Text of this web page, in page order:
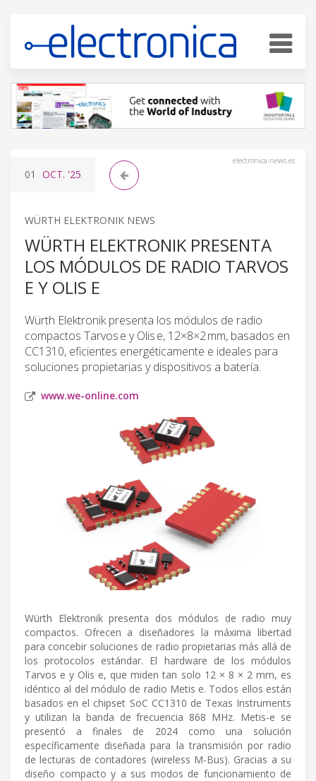
electronica-news.es
01 OCT. '25
WÜRTH ELEKTRONIK NEWS
WÜRTH ELEKTRONIK PRESENTA
LOS MÓDULOS DE RADIO TARVOS
E Y OLIS E
Würth Elektronik presenta los módulos de radio
compactos Tarvos e y Olis e, 12×8×2 mm, basados en
CC1310, eficientes energéticamente e ideales para
soluciones propietarias y dispositivos a batería.
www.we-online.com
Würth Elektronik presenta dos módulos de radio muy
compactos. Ofrecen a diseñadores la máxima libertad
para concebir soluciones de radio propietarias más allá de
los protocolos estándar. El hardware de los módulos
Tarvos e y Olis e, que miden tan solo 12 × 8 × 2 mm, es
idéntico al del módulo de radio Metis e. Todos ellos están
basados en el chipset SoC CC1310 de Texas Instruments
y utilizan la banda de frecuencia 868 MHz. Metis-e se
presentó a finales de 2024 como una solución
específicamente diseñada para la transmisión por radio
de lecturas de contadores (wireless M-Bus). Gracias a su
diseño compacto y a sus modos de funcionamiento de